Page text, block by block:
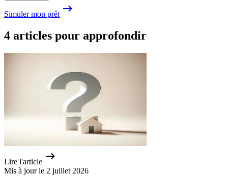
Simuler mon prêt
4 articles pour approfondir
Lire l'article
Mis à jour le 2 juillet 2026